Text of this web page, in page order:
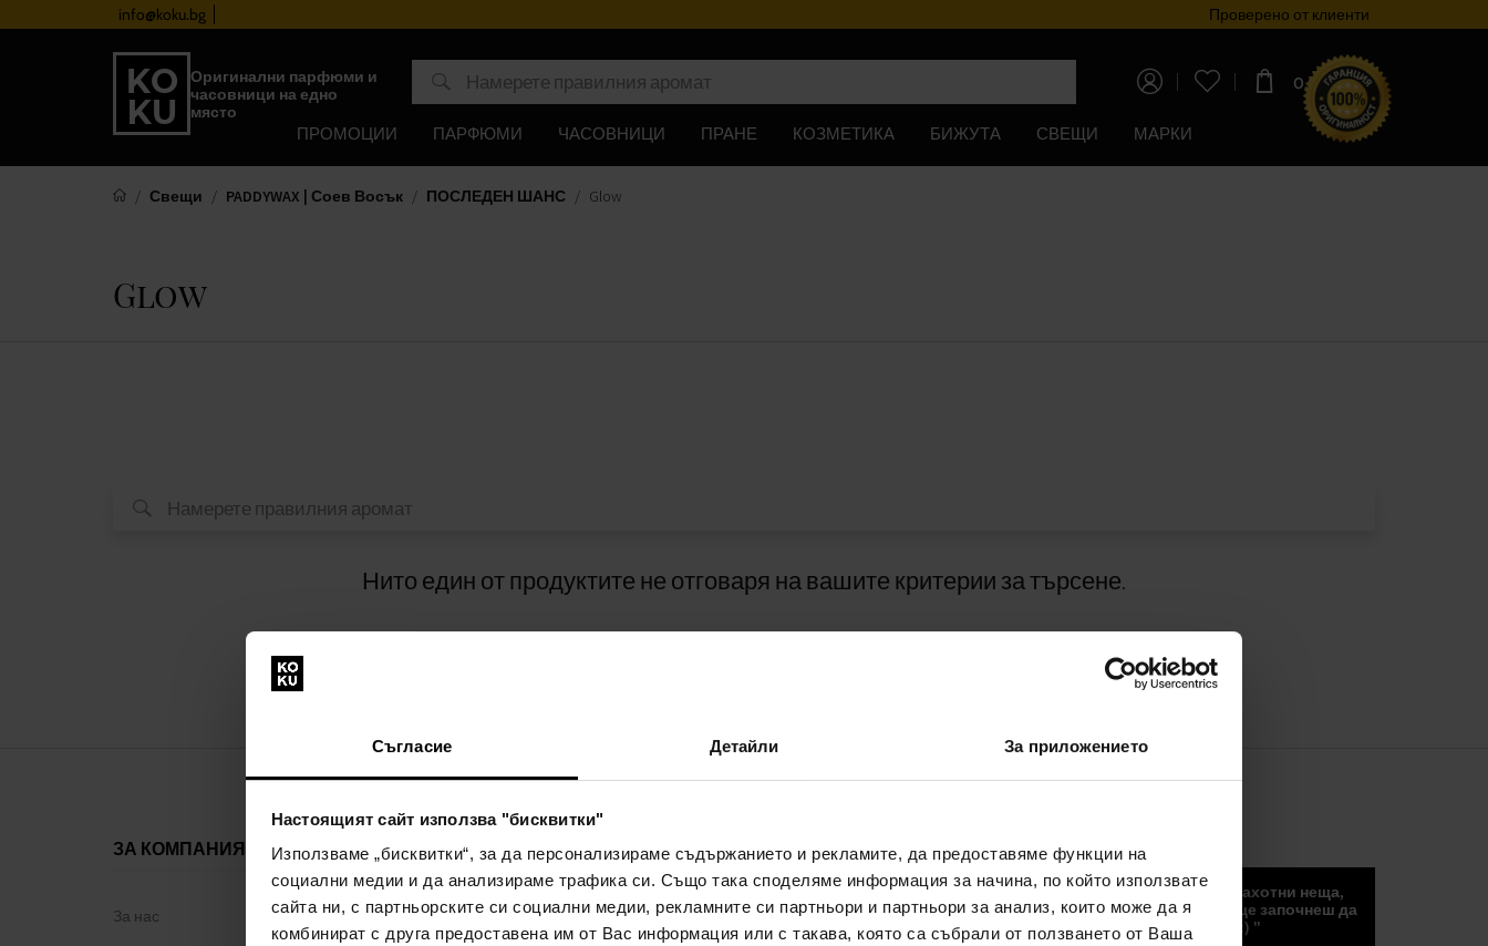
Съгласие Детайли За приложението
Настоящият сайт използва "бисквитки"
Използваме „бисквитки“, за да персонализираме съдържанието и рекламите, да предоставяме функции на
социални медии и да анализираме трафика си. Също така споделяме информация за начина, по който използвате
сайта ни, с партньорските си социални медии, рекламните си партньори и партньори за анализ, които може да я
комбинират с друга предоставена им от Вас информация или с такава, която са събрали от ползването от Ваша
info@koku.bg Програма за лоялностПроверено от клиенти
Оригинални парфюми и
часовници на едно
място
0,00€ (0,00лв)
ПРОМОЦИИ ПАРФЮМИ ЧАСОВНИЦИ ПРАНЕ КОЗМЕТИКА БИЖУТА СВЕЩИ МАРКИ
Свещи PADDYWAX | Соев Восък ПОСЛЕДЕН ШАНС Glow
Glow
Нито един от продуктите не отговаря на вашите критерии за търсене.
ЗА КОМПАНИЯТА
За нас
ВСИЧКО ЗА
ПАЗАРУВАНЕТО
Програма за лоялност
НАЧИНИ НА ПЛАЩАНЕ
Плащане с наложен платеж
СЪОБЩЕНИЯ
„Новини, тенденции и други страхотни неща,
които можете да получите, ако ще започнеш да
получаавте нашите съобщения :) "